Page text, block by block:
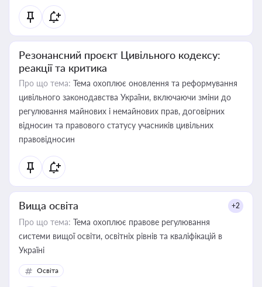
Резонансний проєкт Цивільного кодексу:
реакції та критика
Про що тема: Тема охоплює оновлення та реформування
цивільного законодавства України, включаючи зміни до
регулювання майнових і немайнових прав, договірних
відносин та правового статусу учасників цивільних
правовідносин
Вища освіта +2
Про що тема: Тема охоплює правове регулювання
системи вищої освіти, освітніх рівнів та кваліфікацій в
Україні
Освіта